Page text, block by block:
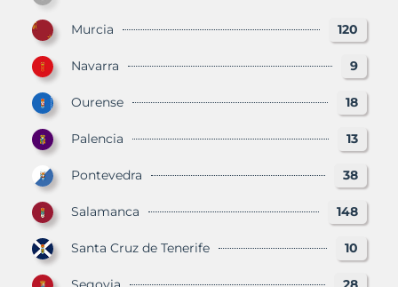
Murcia 120
Navarra 9
Ourense 18
Palencia 13
Pontevedra 38
Salamanca 148
Santa Cruz de Tenerife 10